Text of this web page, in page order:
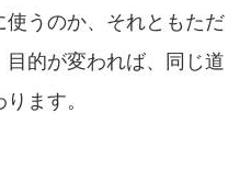
うのか、それともただ
的が変われば、同じ道
ます。